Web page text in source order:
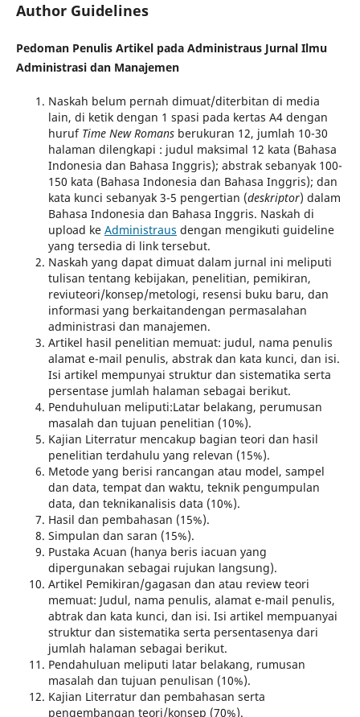
Author Guidelines
Pedoman Penulis Artikel pada Administraus Jurnal Ilmu
Administrasi dan Manajemen
Naskah belum pernah dimuat/diterbitan di media
lain, di ketik dengan 1 spasi pada kertas A4 dengan
huruf Time New Romans berukuran 12, jumlah 10-30
halaman dilengkapi : judul maksimal 12 kata (Bahasa
Indonesia dan Bahasa Inggris); abstrak sebanyak 100-
150 kata (Bahasa Indonesia dan Bahasa Inggris); dan
kata kunci sebanyak 3-5 pengertian (deskriptor) dalam
Bahasa Indonesia dan Bahasa Inggris. Naskah di
upload ke Administraus dengan mengikuti guideline
yang tersedia di link tersebut.
Naskah yang dapat dimuat dalam jurnal ini meliputi
tulisan tentang kebijakan, penelitian, pemikiran,
reviuteori/konsep/metologi, resensi buku baru, dan
informasi yang berkaitandengan permasalahan
administrasi dan manajemen.
Artikel hasil penelitian memuat: judul, nama penulis
alamat e-mail penulis, abstrak dan kata kunci, dan isi.
Isi artikel mempunyai struktur dan sistematika serta
persentase jumlah halaman sebagai berikut.
Penduhuluan meliputi:Latar belakang, perumusan
masalah dan tujuan penelitian (10%).
Kajian Literratur mencakup bagian teori dan hasil
penelitian terdahulu yang relevan (15%).
Metode yang berisi rancangan atau model, sampel
dan data, tempat dan waktu, teknik pengumpulan
data, dan teknikanalisis data (10%).
Hasil dan pembahasan (15%).
Simpulan dan saran (15%).
Pustaka Acuan (hanya beris iacuan yang
dipergunakan sebagai rujukan langsung).
Artikel Pemikiran/gagasan dan atau review teori
memuat: Judul, nama penulis, alamat e-mail penulis,
abtrak dan kata kunci, dan isi. Isi artikel mempuanyai
struktur dan sistematika serta persentasenya dari
jumlah halaman sebagai berikut.
Pendahuluan meliputi latar belakang, rumusan
masalah dan tujuan penulisan (10%).
Kajian Literratur dan pembahasan serta
pengembangan teori/konsep (70%).